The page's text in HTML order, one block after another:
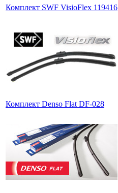
Комплект SWF VisioFlex 119416
Комплект Denso Flat DF-028